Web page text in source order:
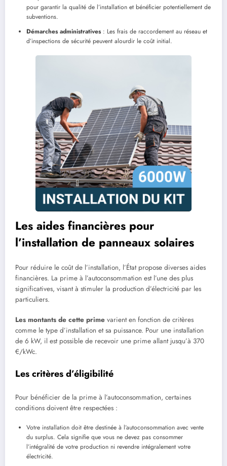
pour garantir la qualité de l’installation et bénéficier potentiellement de
subventions.
Démarches administratives: Les frais de raccordement au réseau et
d’inspections de sécurité peuvent alourdir le coût initial.
Les aides financières pour
l’installation de panneaux solaires
Pour réduire le coût de l’installation, l’État propose diverses aides
financières. La prime à l’autoconsommation est l’une des plus
significatives, visant à stimuler la production d’électricité par les
particuliers.
Les montants de cette prime varient en fonction de critères
comme le type d’installation et sa puissance. Pour une installation
de 6 kW, il est possible de recevoir une prime allant jusqu’à 370
€/kWc.
Les critères d’éligibilité
Pour bénéficier de la prime à l’autoconsommation, certaines
conditions doivent être respectées :
Votre installation doit être destinée à l’autoconsommation avec vente
du surplus. Cela signifie que vous ne devez pas consommer
l’intégralité de votre production ni revendre intégralement votre
électricité.